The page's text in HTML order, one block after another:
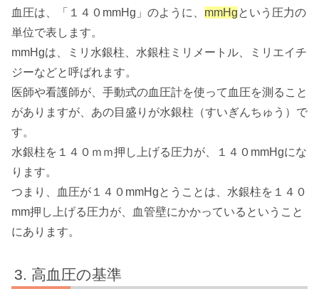
血圧は、「１４０mmHg」のように、 mmHgという圧力の
単位で表します。
mmHgは、ミリ水銀柱、水銀柱ミリメートル、ミリエイチ
ジーなどと呼ばれます。
医師や看護師が、手動式の血圧計を使って血圧を測ること
がありますが、あの目盛りが水銀柱（すいぎんちゅう）で
す。
水銀柱を１４０ｍｍ押し上げる圧力が、１４０mmHgにな
ります。
つまり、血圧が１４０mmHgとうことは、水銀柱を１４０
mm押し上げる圧力が、血管壁にかかっているということ
にあります。
高血圧の基準